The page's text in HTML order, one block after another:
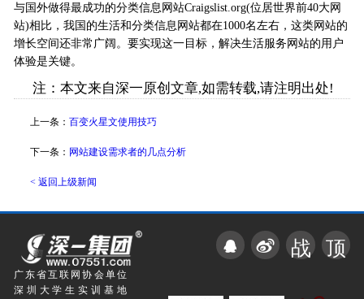
与国外做得最成功的分类信息网站Craigslist.org(位居世界前40大网
站)相比，我国的生活和分类信息网站都在1000名左右，这类网站的
增长空间还非常广阔。要实现这一目标，解决生活服务网站的用户
体验是关键。
注：本文来自深一原创文章,如需转载,请注明出处!
上一条： 百变火星文使用技巧
下一条： 网站建设需求者的几点分析
< 返回上级新闻
广东省互联网协会单位
深圳大学生实训基地
战 顶